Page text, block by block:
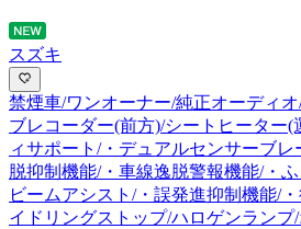
スズキ
禁煙車/ワンオーナー/純正オーディ
ブレコーダー(前方)/シートヒーター(
ィサポート/・デュアルセンサーブ
脱抑制機能/・車線逸脱警報機能/・
ビームアシスト/・誤発進抑制機能/
イドリングストップ/ハロゲンラン